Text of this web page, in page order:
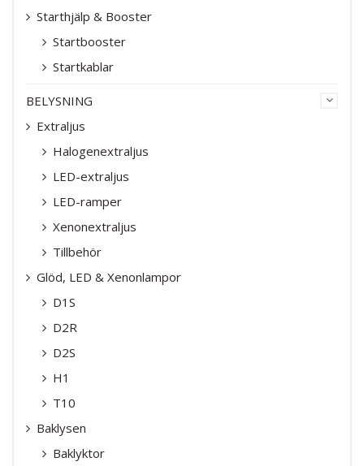
Starthjälp & Booster
Startbooster
Startkablar
BELYSNING
Extraljus
Halogenextraljus
LED-extraljus
LED-ramper
Xenonextraljus
Tillbehör
Glöd, LED & Xenonlampor
D1S
D2R
D2S
H1
T10
Baklysen
Baklyktor